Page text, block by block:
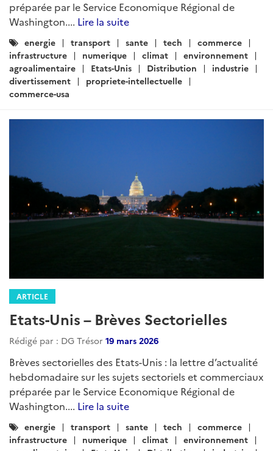
Etats-Unis – Brèves Sectorielles
Rédigé par : DG Trésor 07 mai 2026
Brèves sectorielles des Etats-Unis : la lettre d’actualité
hebdomadaire sur les sujets sectoriels et commerciaux
préparée par le Service Economique Régional de
Catégories
energie transport sante tech
commerce
commerce-usa
ARTICLE
Le griot agri agro - Afrique de
l'Ouest - Avril 2026
Rédigé par : Régis RAFFIN01 mai 2026